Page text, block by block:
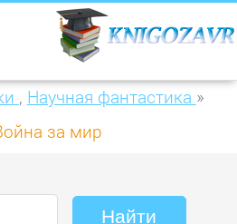
, Научная фантастика »
за мир